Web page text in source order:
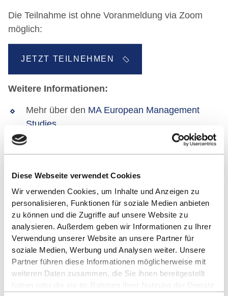
Diese Webseite verwendet Cookies
Wir verwenden Cookies, um Inhalte und Anzeigen zu
personalisieren, Funktionen für soziale Medien anbieten
zu können und die Zugriffe auf unsere Website zu
analysieren. Außerdem geben wir Informationen zu Ihrer
Verwendung unserer Website an unsere Partner für
soziale Medien, Werbung und Analysen weiter. Unsere
Partner führen diese Informationen möglicherweise mit
weiteren Daten zusammen, die Sie ihnen bereitgestellt
Die Teilnahme ist ohne Voranmeldung via Zoom
möglich:
JETZT TEILNEHMEN
Weitere Informationen:
Mehr über den MA European Management
Studies
ALLE EVENTS